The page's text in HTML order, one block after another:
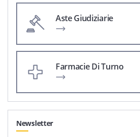
Aste Giudiziarie
Farmacie Di Turno
Newsletter